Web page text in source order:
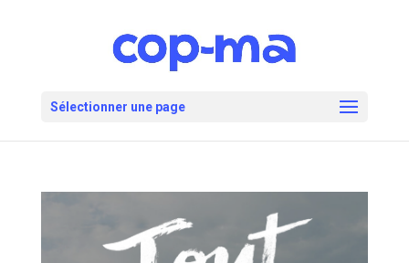
Sélectionner une page